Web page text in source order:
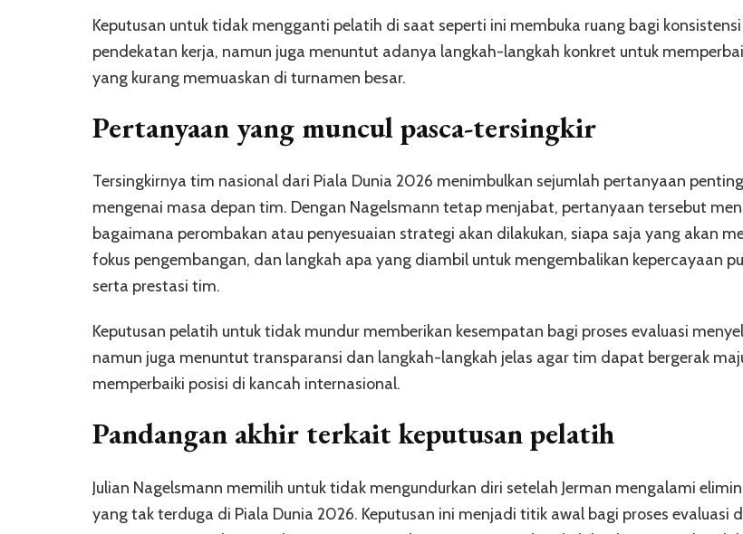
Keputusan untuk tidak mengganti pelatih di saat seperti ini membuka ruang bagi konsistensi
pendekatan kerja, namun juga menuntut adanya langkah-langkah konkret untuk
yang kurang memuaskan di turnamen besar.
Pertanyaan yang muncul pasca-tersingkir
Tersingkirnya tim nasional dari Piala Dunia 2026 menimbulkan sejumlah pertanyaan penting
mengenai masa depan tim. Dengan Nagelsmann tetap menjabat, pertanyaan tersebut
bagaimana perombakan atau penyesuaian strategi akan dilakukan, siapa saja yang akan
fokus pengembangan, dan langkah apa yang diambil untuk mengembalikan kepercayaan
serta prestasi tim.
Keputusan pelatih untuk tidak mundur memberikan kesempatan bagi proses evaluasi
namun juga menuntut transparansi dan langkah-langkah jelas agar tim dapat bergerak
memperbaiki posisi di kancah internasional.
Pandangan akhir terkait keputusan pelatih
Julian Nagelsmann memilih untuk tidak mengundurkan diri setelah Jerman mengalami
yang tak terduga di Piala Dunia 2026. Keputusan ini menjadi titik awal bagi proses evaluasi